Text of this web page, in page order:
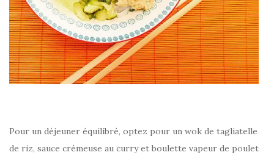
Pour un déjeuner équilibré, optez pour un wok de tagliatelle
de riz, sauce crémeuse au curry et boulette vapeur de poulet